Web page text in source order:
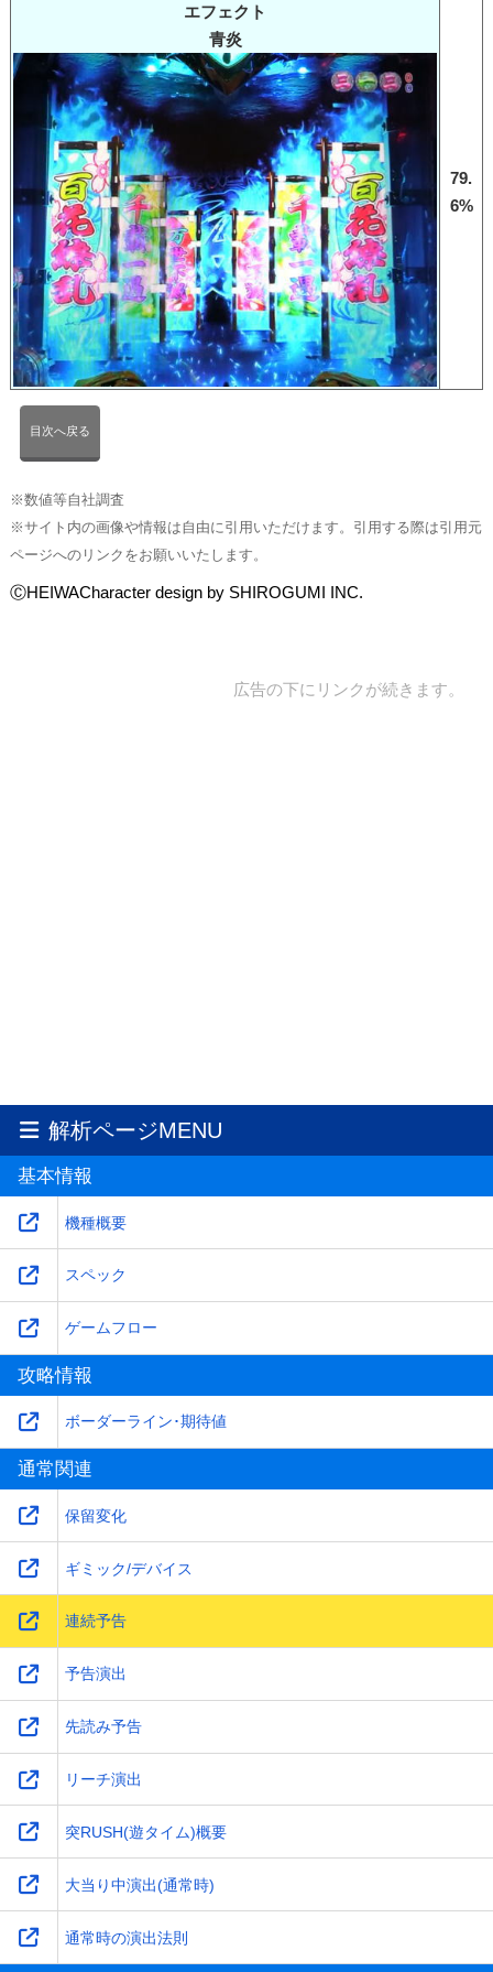
エフェクト
青炎
79.
6%
目次へ戻る
※数値等自社調査
※サイト内の画像や情報は自由に引用いただけます。引用する際は引用元
ページへのリンクをお願いいたします。
ⒸHEIWACharacter design by SHIROGUMI INC.
広告の下にリンクが続きます。
解析ページMENU
基本情報
機種概要
スペック
ゲームフロー
攻略情報
ボーダーライン･期待値
通常関連
保留変化
ギミック/デバイス
連続予告
予告演出
先読み予告
リーチ演出
突RUSH(遊タイム)概要
大当り中演出(通常時)
通常時の演出法則